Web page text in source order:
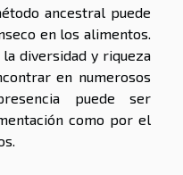
ancestral puede
en los alimentos.
diversidad y riqueza
en numerosos
puede ser
como por el